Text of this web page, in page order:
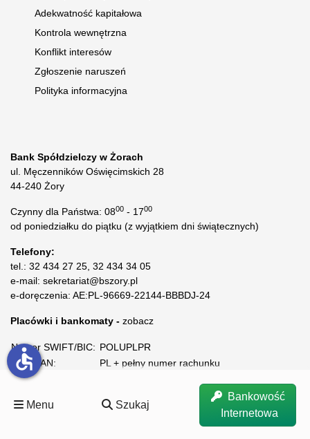
Adekwatność kapitałowa
Kontrola wewnętrzna
Konflikt interesów
Zgłoszenie naruszeń
Polityka informacyjna
Bank Spółdzielczy w Żorach
ul. Męczenników Oświęcimskich 28
44-240 Żory
Czynny dla Państwa: 0800 - 1700
od poniedziałku do piątku (z wyjątkiem dni świątecznych)
Telefony:
tel.: 32 434 27 25, 32 434 34 05
e-mail: sekretariat@bszory.pl
e-doręczenia: AE:PL-96669-22144-BBBDJ-24
Placówki i bankomaty - zobacz
Numer SWIFT/BIC: POLUPLPR
Kod IBAN:
PL + pełny numer rachunku
Menu Szukaj
Bankowość
Internetowa
accessible